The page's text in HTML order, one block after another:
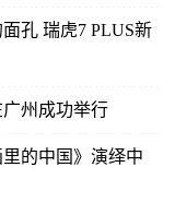
孔 瑞虎7 PLUS新
州成功举行
的中国》演绎中